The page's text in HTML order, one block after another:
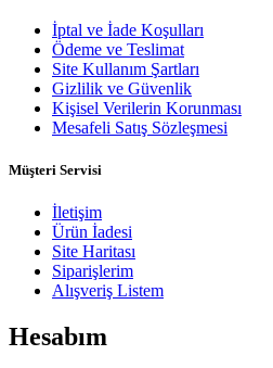
İptal ve İade Koşulları
Ödeme ve Teslimat
Site Kullanım Şartları
Gizlilik ve Güvenlik
Kişisel Verilerin Korunması
Mesafeli Satış Sözleşmesi
Müşteri Servisi
İletişim
Ürün İadesi
Site Haritası
Siparişlerim
Alışveriş Listem
Hesabım